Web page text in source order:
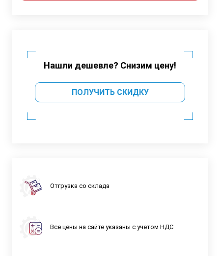
Нашли дешевле? Снизим цену!
ПОЛУЧИТЬ СКИДКУ
Отгрузка со склада
Все цены на сайте указаны с учетом НДС